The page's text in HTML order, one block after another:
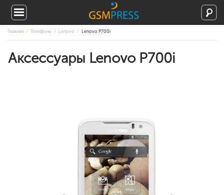
Главная Телефоны Lenovo Lenovo P700i
Аксессуары Lenovo P700i